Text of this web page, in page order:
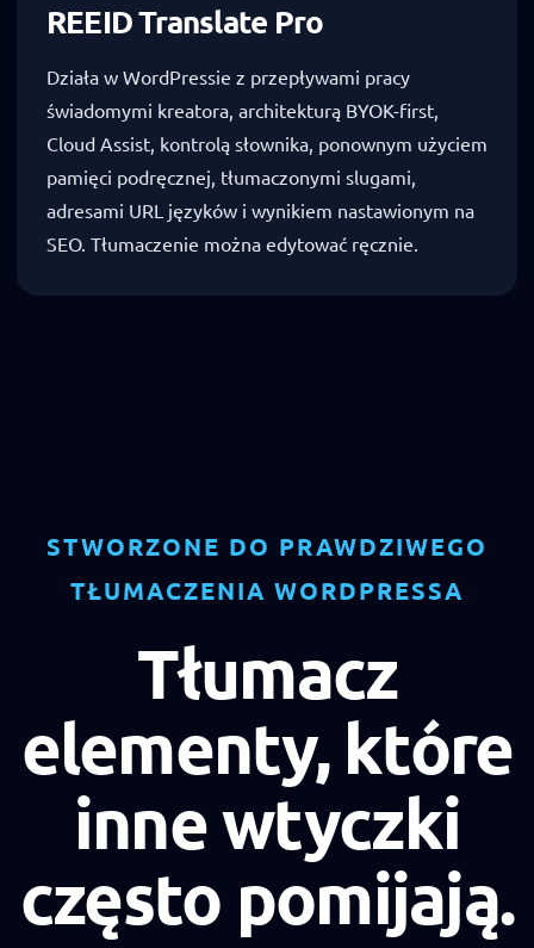
REEID Translate Pro
Działa w WordPressie z przepływami pracy
świadomymi kreatora, architekturą BYOK-first,
Cloud Assist, kontrolą słownika, ponownym użyciem
pamięci podręcznej, tłumaczonymi slugami,
adresami URL języków i wynikiem nastawionym na
SEO. Tłumaczenie można edytować ręcznie.
STWORZONE DO PRAWDZIWEGO
TŁUMACZENIA WORDPRESSA
Tłumacz
elementy, które
inne wtyczki
często pomijają.